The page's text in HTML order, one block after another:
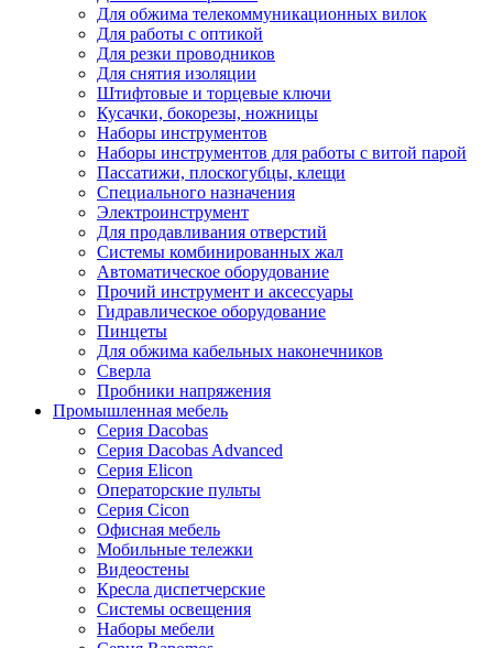
Для обжима телекоммуникационных вилок
Для работы с оптикой
Для резки проводников
Для снятия изоляции
Штифтовые и торцевые ключи
Кусачки, бокорезы, ножницы
Наборы инструментов
Наборы инструментов для работы с витой парой
Пассатижи, плоскогубцы, клещи
Специального назначения
Электроинструмент
Для продавливания отверстий
Системы комбинированных жал
Автоматическое оборудование
Прочий инструмент и аксессуары
Гидравлическое оборудование
Пинцеты
Для обжима кабельных наконечников
Сверла
Пробники напряжения
Промышленная мебель
Серия Dacobas
Серия Dacobas Advanced
Серия Elicon
Операторские пульты
Серия Cicon
Офисная мебель
Мобильные тележки
Видеостены
Кресла диспетчерские
Системы освещения
Наборы мебели